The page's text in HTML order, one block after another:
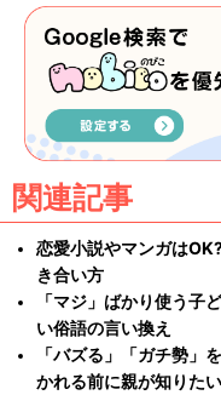
関連記事
恋愛小説やマンガは
き合い方
「マジ」ばかり使う子
い俗語の言い換え
「バズる」「ガチ勢」
かれる前に親が知りた